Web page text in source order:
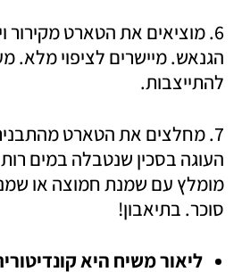
להתייצבות.
סוכר. בתיאבון!